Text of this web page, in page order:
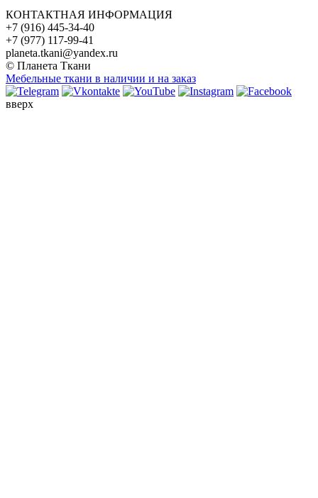
КОНТАКТНАЯ ИНФОРМАЦИЯ
+7 (916) 445-34-40
+7 (977) 117-99-41
planeta.tkani@yandex.ru
© Планета Ткани
Мебельные ткани в наличии и на заказ
вверх